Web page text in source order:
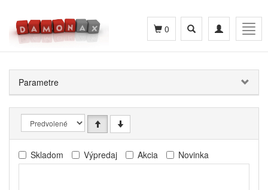
Toggle
navigation
Toggle
search
0
Parametre
Skladom Výpredaj Akcia Novinka